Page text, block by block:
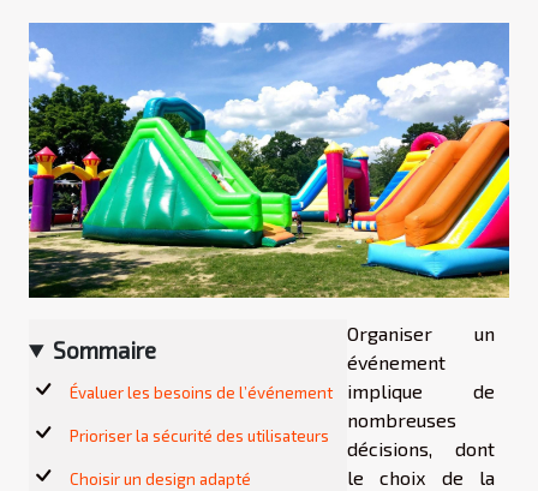
Sommaire
Évaluer les besoins de l’événement
Prioriser la sécurité des utilisateurs
Choisir un design adapté
Organiser un
événement
implique de
nombreuses
décisions, dont
le choix de la